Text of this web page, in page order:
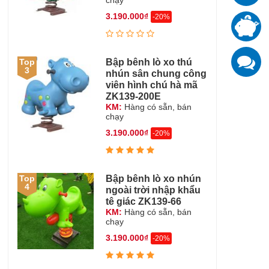
3.190.000₫ -20%
Top
3
Bập bênh lò xo thú
nhún sân chung công
viên hình chú hà mã
ZK139-200E
KM: Hàng có sẵn, bán
chạy
3.190.000₫ -20%
Top
4
Bập bênh lò xo nhún
ngoài trời nhập khẩu
tê giác ZK139-66
KM: Hàng có sẵn, bán
chạy
3.190.000₫ -20%